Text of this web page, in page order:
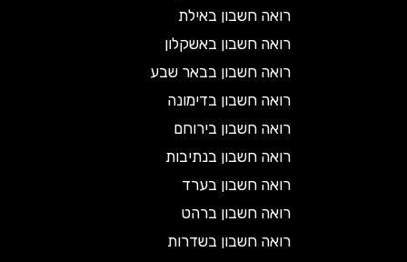
רואה חשבון באילת
רואה חשבון באשקלון
רואה חשבון בבאר שבע
רואה חשבון בדימונה
רואה חשבון בירוחם
רואה חשבון בנתיבות
רואה חשבון בערד
רואה חשבון ברהט
רואה חשבון בשדרות